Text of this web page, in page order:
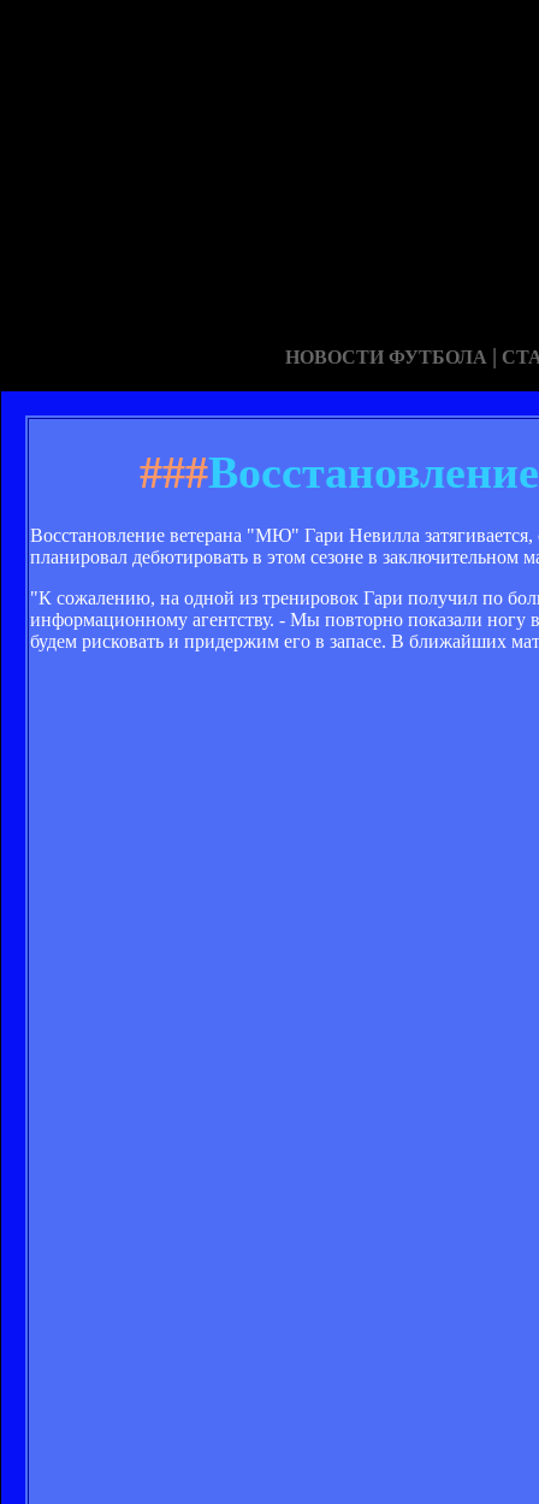
НОВОСТИ ФУТБОЛА |
###
Восстановление ветерана "МЮ" Гари Невилла
планировал дебютировать в этом сезоне в
"К сожалению, на одной из тренировок Гари получил по
информационному агентству. - Мы повторно показали ногу
будем рисковать и придержим его в запасе. В ближайших